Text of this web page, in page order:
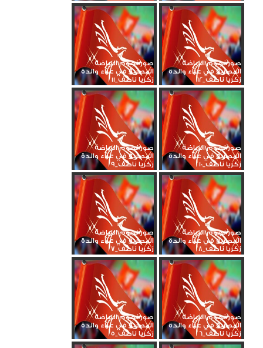
صور نجوم الرياضة
المصرية في عزاء والدة
زكريا ناصف_12
صور نجوم الرياضة
المصرية في عزاء والدة
زكريا ناصف_11
صور نجوم الرياضة
المصرية في عزاء والدة
زكريا ناصف_10
صور نجوم الرياضة
المصرية في عزاء والدة
زكريا ناصف_9
صور نجوم الرياضة
المصرية في عزاء والدة
زكريا ناصف_8
صور نجوم الرياضة
المصرية في عزاء والدة
زكريا ناصف_7
صور نجوم الرياضة
المصرية في عزاء والدة
زكريا ناصف_6
صور نجوم الرياضة
المصرية في عزاء والدة
زكريا ناصف_5